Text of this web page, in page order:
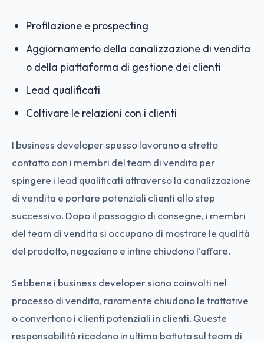
Profilazione e prospecting
Aggiornamento della canalizzazione di vendita
o della piattaforma di gestione dei clienti
Lead qualificati
Coltivare le relazioni con i clienti
I business developer spesso lavorano a stretto
contatto con i membri del team di vendita per
spingere i lead qualificati attraverso la canalizzazione
di vendita e portare potenziali clienti allo step
successivo. Dopo il passaggio di consegne, i membri
del team di vendita si occupano di mostrare le qualità
del prodotto, negoziano e infine chiudono l’affare.
Sebbene i business developer siano coinvolti nel
processo di vendita, raramente chiudono le trattative
o convertono i clienti potenziali in clienti. Queste
responsabilità ricadono in ultima battuta sul team di